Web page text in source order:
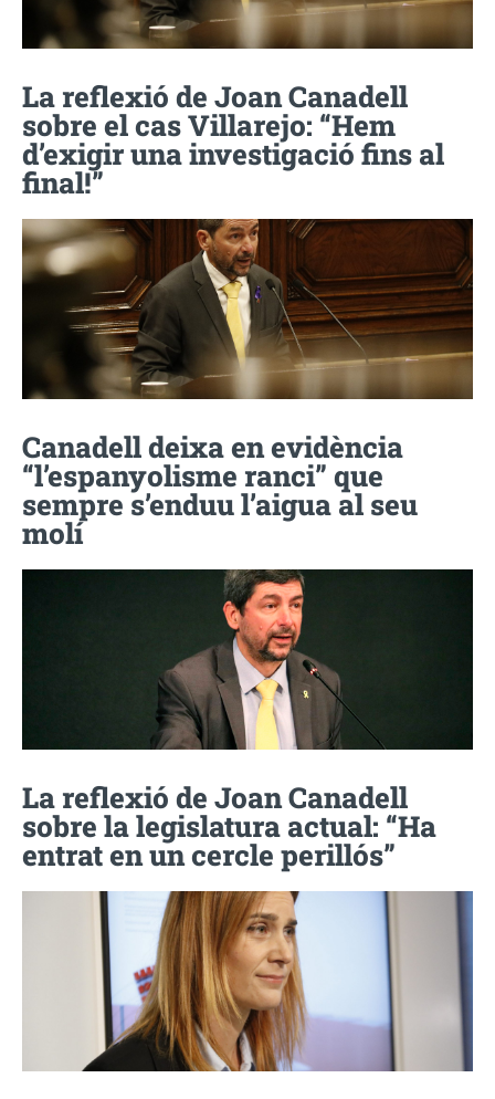
La reflexió de Joan Canadell
sobre el cas Villarejo: “Hem
d’exigir una investigació fins al
final!”
Canadell deixa en evidència
“l’espanyolisme ranci” que
sempre s’enduu l’aigua al seu
molí
La reflexió de Joan Canadell
sobre la legislatura actual: “Ha
entrat en un cercle perillós”